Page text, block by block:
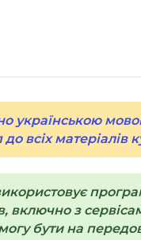
українською
всіх матеріалів
включно з
бути на